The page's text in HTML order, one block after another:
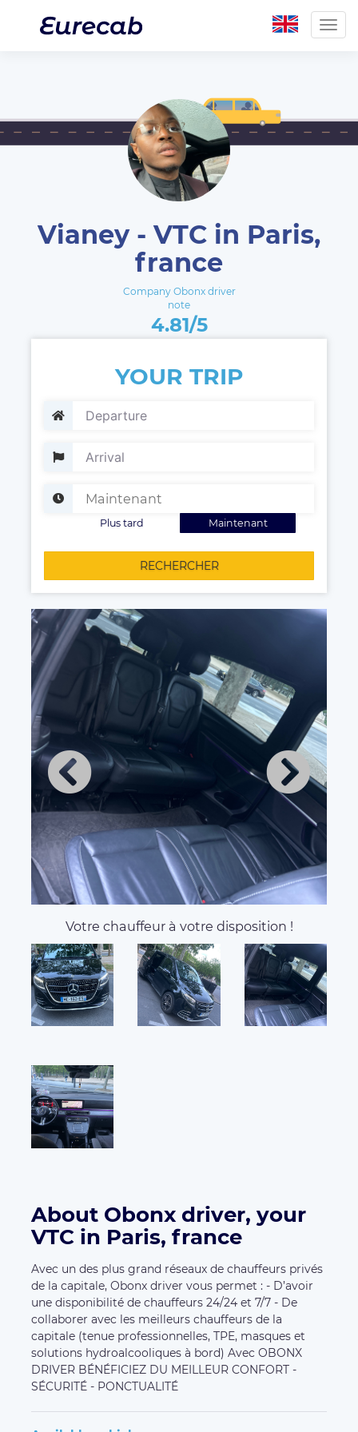
Vianey - VTC in Paris,
france
Company Obonx driver
note
4.81/5
YOUR TRIP
Maintenant
Plus tard
RECHERCHER
Votre chauffeur à votre disposition !
About Obonx driver, your
VTC in Paris, france
Avec un des plus grand réseaux de chauffeurs privés
de la capitale, Obonx driver vous permet : - D’avoir
une disponibilité de chauffeurs 24/24 et 7/7 - De
collaborer avec les meilleurs chauffeurs de la
capitale (tenue professionnelles, TPE, masques et
solutions hydroalcooliques à bord) Avec OBONX
DRIVER BÉNÉFICIEZ DU MEILLEUR CONFORT -
SÉCURITÉ - PONCTUALITÉ